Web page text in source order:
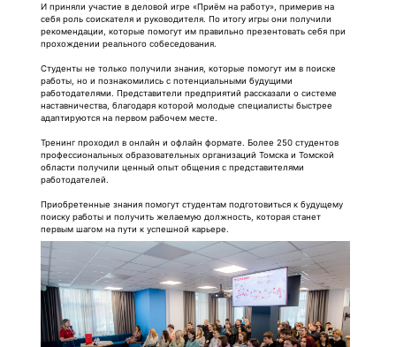
И приняли участие в деловой игре «Приём на работу», примерив на
себя роль соискателя и руководителя. По итогу игры они получили
рекомендации, которые помогут им правильно презентовать себя при
прохождении реального собеседования.
Студенты не только получили знания, которые помогут им в поиске
работы, но и познакомились с потенциальными будущими
работодателями. Представители предприятий рассказали о системе
наставничества, благодаря которой молодые специалисты быстрее
адаптируются на первом рабочем месте.
Тренинг проходил в онлайн и офлайн формате. Более 250 студентов
профессиональных образовательных организаций Томска и Томской
области получили ценный опыт общения с представителями
работодателей.
Приобретенные знания помогут студентам подготовиться к будущему
поиску работы и получить желаемую должность, которая станет
первым шагом на пути к успешной карьере.